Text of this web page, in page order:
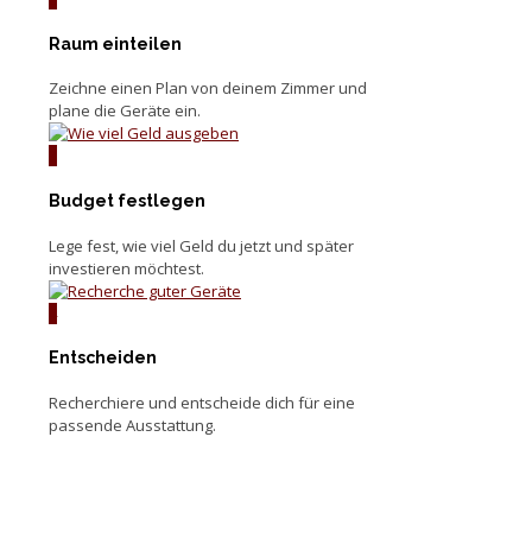
Raum einteilen
Zeichne einen Plan von deinem Zimmer und
plane die Geräte ein.
Budget festlegen
Lege fest, wie viel Geld du jetzt und später
investieren möchtest.
Entscheiden
Recherchiere und entscheide dich für eine
passende Ausstattung.